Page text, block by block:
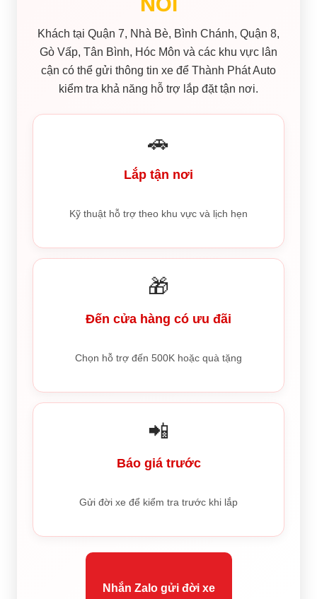
Khách tại Quận 7, Nhà Bè, Bình Chánh, Quận 8,
Gò Vấp, Tân Bình, Hóc Môn và các khu vực lân
cận có thể gửi thông tin xe để Thành Phát Auto
kiểm tra khả năng hỗ trợ lắp đặt tận nơi.
🚗
Lắp tận nơi
Kỹ thuật hỗ trợ theo khu vực và lịch hẹn
🎁
Đến cửa hàng có ưu đãi
Chọn hỗ trợ đến 500K hoặc quà tặng
📲
Báo giá trước
Gửi đời xe để kiểm tra trước khi lắp
Nhắn Zalo gửi đời xe